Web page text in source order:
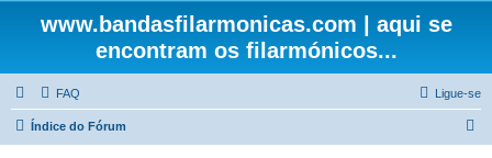
www.bandasfilarmonicas.com | aqui se
encontram os filarmónicos...
FAQ Ligue-se
Índice do Fórum